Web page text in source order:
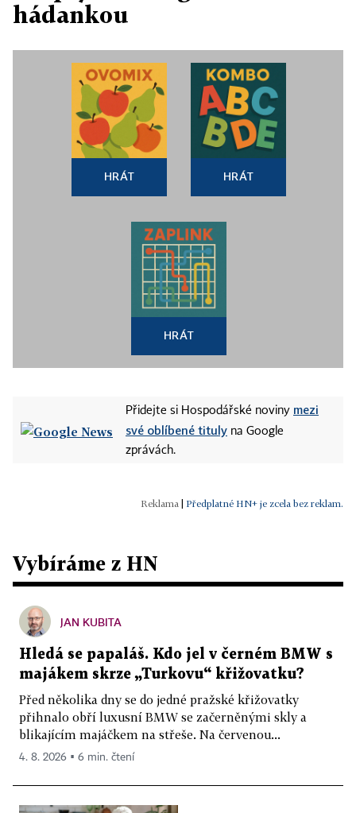
hádankou
HRÁT HRÁT
HRÁT
Přidejte si Hospodářské noviny mezi
své oblíbené tituly na Google
zprávách.
Předplatné HN+ je zcela bez reklam.
Vybíráme z HN
JAN KUBITA
Hledá se papaláš. Kdo jel v černém BMW s
majákem skrze „Turkovu“ křižovatku?
Před několika dny se do jedné pražské křižovatky
přihnalo obří luxusní BMW se začerněnými skly a
blikajícím majáčkem na střeše. Na červenou...
4. 8. 2026 ▪ 6 min. čtení